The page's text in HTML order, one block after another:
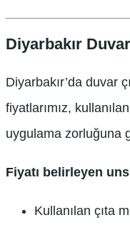
Diyarbakır
Diyarbakır’da duvar
fiyatlarımız,
uygulama zorluğuna
Fiyatı belirleyen
Kullanılan çıta